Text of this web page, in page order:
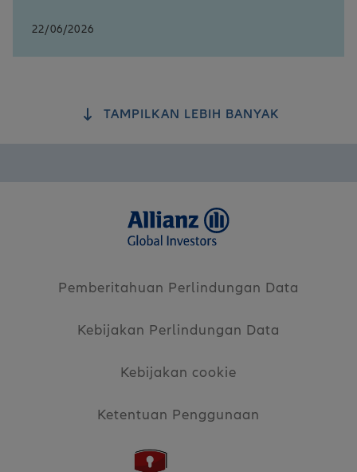
22/06/2026
TAMPILKAN LEBIH BANYAK
Pemberitahuan Perlindungan Data
Kebijakan Perlindungan Data
Kebijakan cookie
Ketentuan Penggunaan